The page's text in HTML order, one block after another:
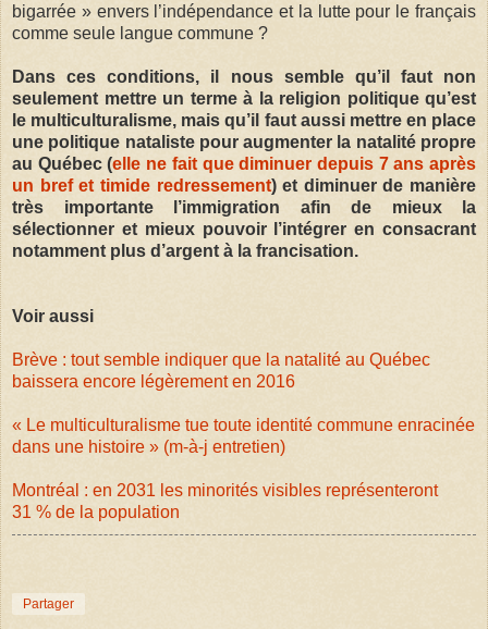
bigarrée » envers l’indépendance et la lutte pour le français
comme seule langue commune ?
Dans ces conditions, il nous semble qu’il faut non
seulement mettre un terme à la religion politique qu’est
le multiculturalisme, mais qu’il faut aussi mettre en place
une politique nataliste pour augmenter la natalité propre
au Québec (elle ne fait que diminuer depuis 7 ans après
un bref et timide redressement) et diminuer de manière
très importante l’immigration afin de mieux la
sélectionner et mieux pouvoir l’intégrer en consacrant
notamment plus d’argent à la francisation.
Voir aussi
Brève : tout semble indiquer que la natalité au Québec
baissera encore légèrement en 2016
« Le multiculturalisme tue toute identité commune enracinée
dans une histoire » (m-à-j entretien)
Montréal : en 2031 les minorités visibles représenteront
31 % de la population
Partager